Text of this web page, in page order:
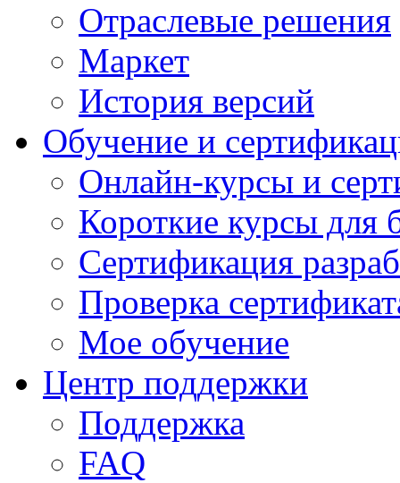
Отраслевые решения
Маркет
История версий
Обучение и
Онлайн-курсы и
Короткие курсы для
Сертификация
Проверка
Мое обучение
Центр поддержки
Поддержка
FAQ